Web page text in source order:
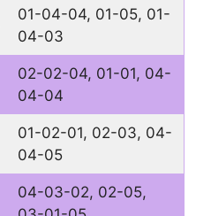
01-04-04, 01-05, 01-
04-03
02-02-04, 01-01, 04-
04-04
01-02-01, 02-03, 04-
04-05
04-03-02, 02-05,